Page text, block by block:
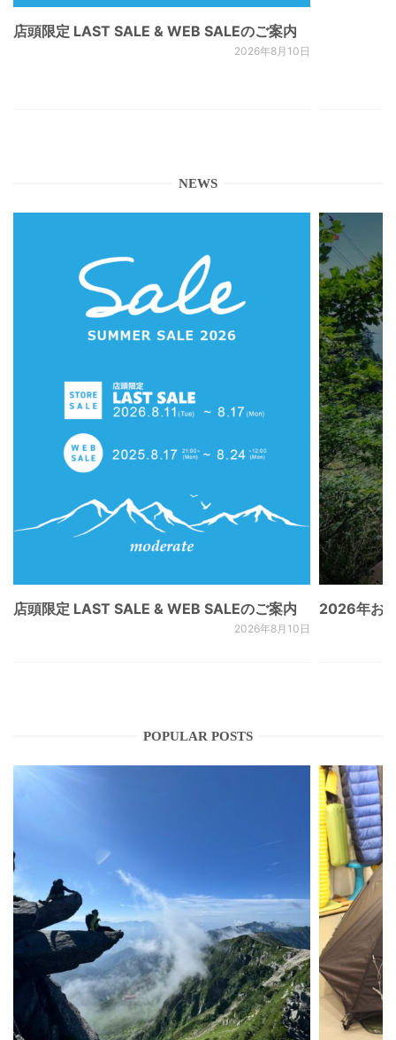
店頭限定 LAST SALE & WEB SALEのご案内
2026年8月10日
NEWS
店頭限定 LAST SALE & WEB SALEのご案内
2026年8月10日
2026年お
POPULAR POSTS